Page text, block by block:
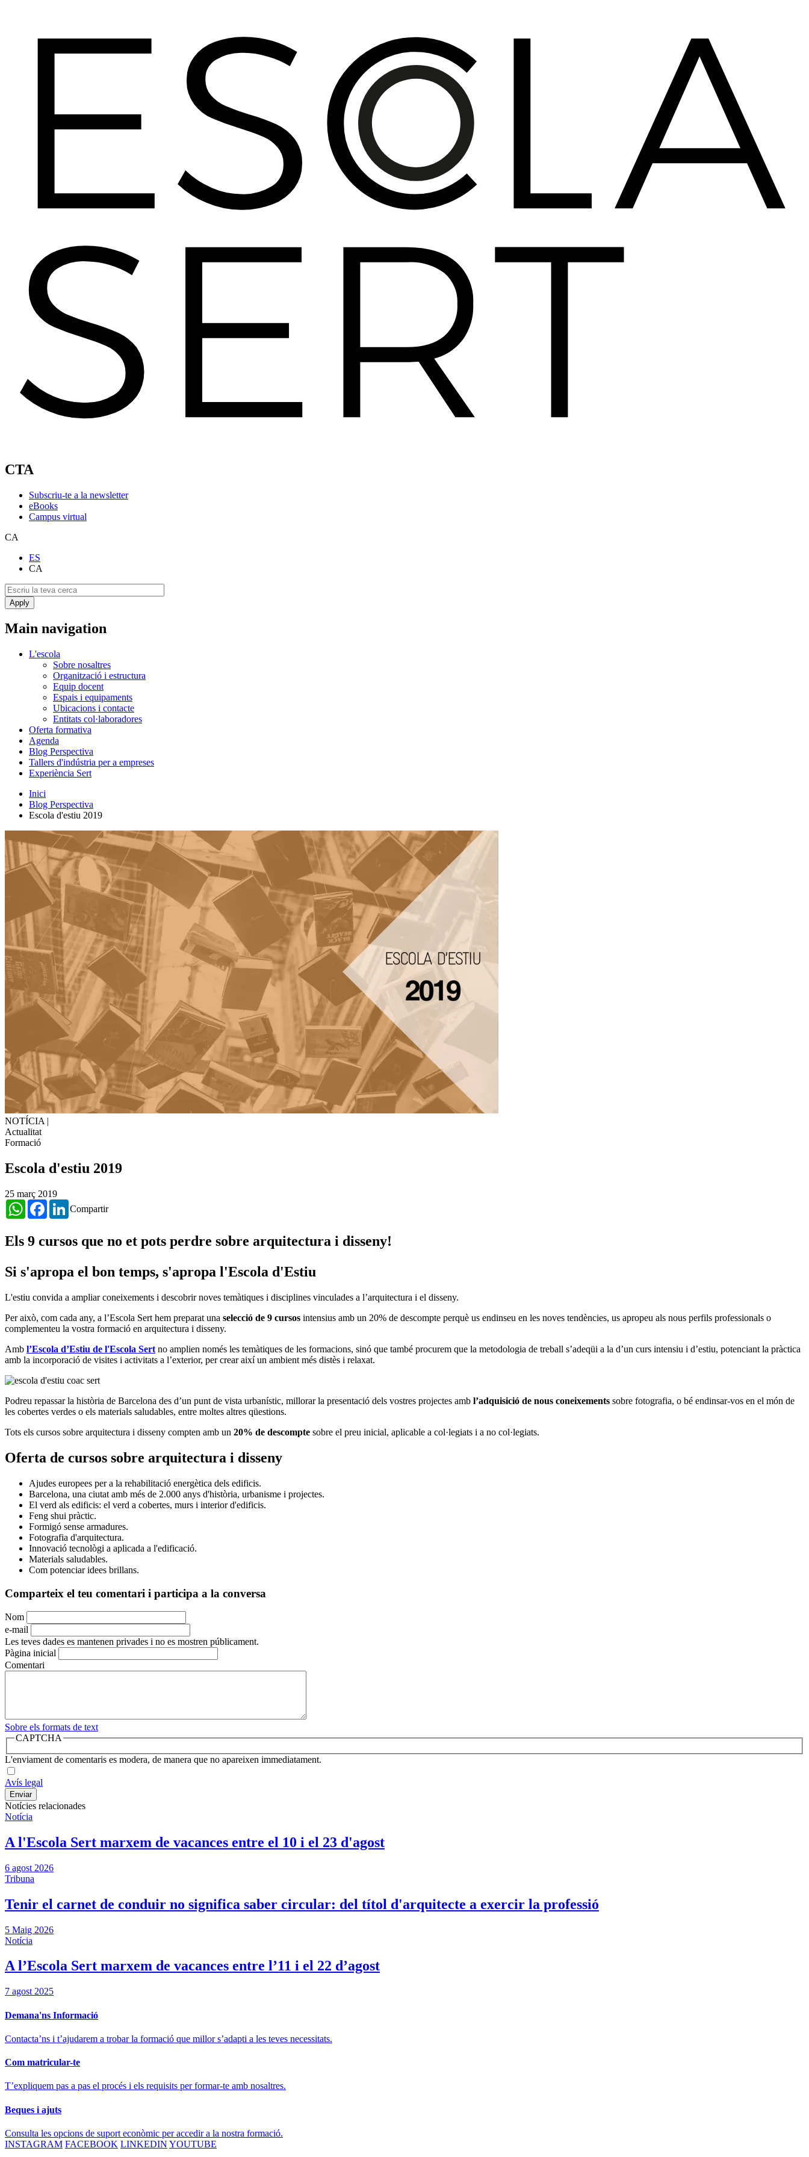
CTA
Subscriu-te a la newsletter
eBooks
Campus virtual
CA
ES
CA
Main navigation
L'escola
Sobre nosaltres
Organització i estructura
Equip docent
Espais i equipaments
Ubicacions i contacte
Entitats col·laboradores
Oferta formativa
Agenda
Blog Perspectiva
Tallers d'indústria per a empreses
Experiència Sert
Inici
Blog Perspectiva
Escola d'estiu 2019
NOTÍCIA |
Actualitat
Formació
Escola d'estiu 2019
25 març 2019
Compartir
WhatsAppFacebookLinkedIn
Els 9 cursos que no et pots perdre sobre arquitectura i disseny!
Si s'apropa el bon temps, s'apropa l'Escola d'Estiu
L'estiu convida a ampliar coneixements i descobrir noves temàtiques i disciplines vinculades a l’arquitectura i el disseny.
Per això, com cada any, a l’Escola Sert hem preparat una selecció de 9 cursos intensius amb un 20% de descompte perquè us endinseu en les noves tendències, us apropeu als nous perfils professionals o
complementeu la vostra formació en arquitectura i disseny.
Amb l’Escola d’Estiu de l'Escola Sert no amplien només les temàtiques de les formacions, sinó que també procurem que la metodologia de treball s’adeqüi a la d’un curs intensiu i d’estiu, potenciant la pràctica
amb la incorporació de visites i activitats a l’exterior, per crear així un ambient més distès i relaxat.
Podreu repassar la història de Barcelona des d’un punt de vista urbanístic, millorar la presentació dels vostres projectes amb l’adquisició de nous coneixements sobre fotografia, o bé endinsar-vos en el món de
les cobertes verdes o els materials saludables, entre moltes altres qüestions.
Tots els cursos sobre arquitectura i disseny compten amb un 20% de descompte sobre el preu inicial, aplicable a col·legiats i a no col·legiats.
Oferta de cursos sobre arquitectura i disseny
Ajudes europees per a la rehabilitació energètica dels edificis.
Barcelona, una ciutat amb més de 2.000 anys d'història, urbanisme i projectes.
El verd als edificis: el verd a cobertes, murs i interior d'edificis.
Feng shui pràctic.
Formigó sense armadures.
Fotografia d'arquitectura.
Innovació tecnològi a aplicada a l'edificació.
Materials saludables.
Com potenciar idees brillans.
Comparteix el teu comentari i participa a la conversa
Nom
e-mail
Les teves dades es mantenen privades i no es mostren públicament.
Pàgina inicial
Comentari
Sobre els formats de text
CAPTCHA
L'enviament de comentaris es modera, de manera que no apareixen immediatament.
Avís legal
Notícies relacionades
Notícia
A l'Escola Sert marxem de vacances entre el 10 i el 23 d'agost
6 agost 2026
Tribuna
Tenir el carnet de conduir no significa saber circular: del títol d'arquitecte a exercir la professió
5 Maig 2026
Notícia
A l’Escola Sert marxem de vacances entre l’11 i el 22 d’agost
7 agost 2025
Demana'ns Informació
Contacta’ns i t’ajudarem a trobar la formació que millor s’adapti a les teves necessitats.
Com matricular-te
T’expliquem pas a pas el procés i els requisits per formar-te amb nosaltres.
Beques i ajuts
Consulta les opcions de suport econòmic per accedir a la nostra formació.
INSTAGRAM FACEBOOK LINKEDIN YOUTUBE